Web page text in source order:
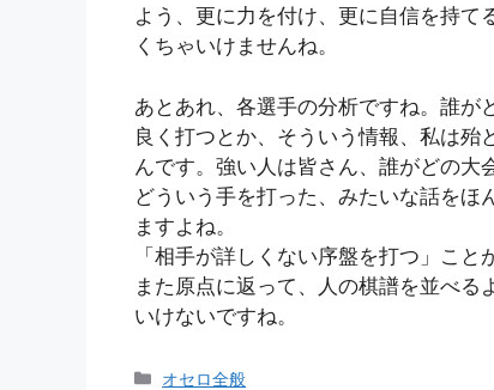
よう、更に力を付け、更に自信を持て
くちゃいけませんね。
あとあれ、各選手の分析ですね。誰が
良く打つとか、そういう情報、私は殆
んです。強い人は皆さん、誰がどの大
どういう手を打った、みたいな話をほ
ますよね。
「相手が詳しくない序盤を打つ」こと
また原点に返って、人の棋譜を並べる
いけないですね。
カ
オセロ全般